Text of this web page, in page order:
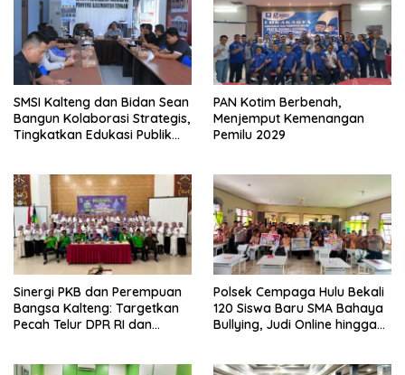
SMSI Kalteng dan Bidan Sean
Bangun Kolaborasi Strategis,
Tingkatkan Edukasi Publik
PAN Kotim Berbenah,
Menjemput Kemenangan
Pemilu 2029
Sinergi PKB dan Perempuan
Bangsa Kalteng: Targetkan
Pecah Telur DPR RI dan
Polsek Cempaga Hulu Bekali
120 Siswa Baru SMA Bahaya
Bullying, Judi Online hingga